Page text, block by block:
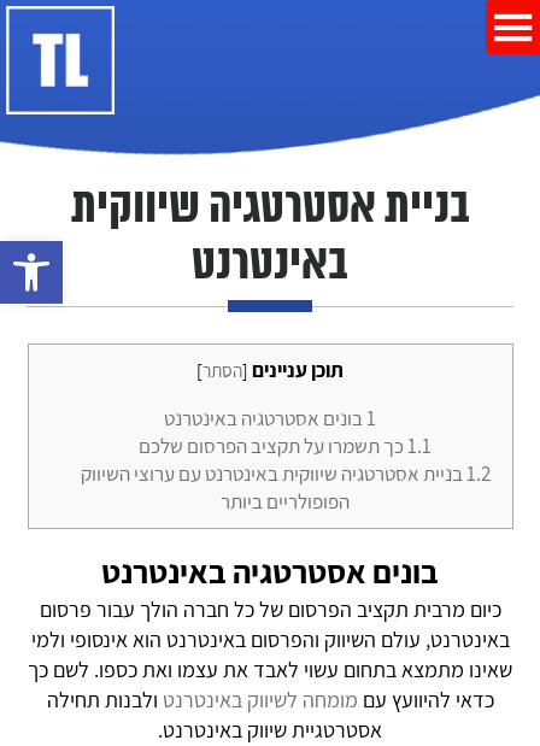
פתח
בניית אסטרטגיה שיווקית
באינטרנט
תוכן עניינים [הסתר]
1בונים אסטרטגיה באינטרנט
1.1 כך תשמרו על תקציב הפרסום שלכם
1.2בניית אסטרטגיה שיווקית באינטרנט עם ערוצי השיווק
הפופולריים ביותר
בונים אסטרטגיה באינטרנט
כיום מרבית תקציב הפרסום של כל חברה הולך עבור פרסום
באינטרנט, עולם השיווק והפרסום באינטרנט הוא אינסופי ולמי
שאינו מתמצא בתחום עשוי לאבד את עצמו ואת כספו. לשם כך
כדאי להיוועץ עם מומחה לשיווק באינטרנט ולבנות תחילה
אסטרטגיית שיווק באינטרנט.